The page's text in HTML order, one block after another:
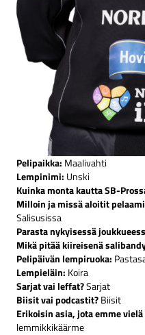
Pelipaikka: Maalivahti
Lempinimi: Unski
Kuinka monta kautta SB-
Milloin ja missä aloitit
Salisusissa
Parasta nykyisessä
Mikä pitää kiireisenä
Pelipäivän lempiruoka:
Lempieläin: Koira
Sarjat vai leffat?Sarjat
Biisit vai podcastit? Biisit
Erikoisin asia, jota emme
lemmikkikäärme